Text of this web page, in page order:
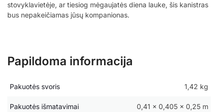
stovyklavietėje, ar tiesiog mėgaujatės diena lauke, šis kanistras
bus nepakeičiamas jūsų kompanionas.
Papildoma informacija
Pakuotės svoris 1,42 kg
Pakuotės išmatavimai 0,41 × 0,405 × 0,25 m